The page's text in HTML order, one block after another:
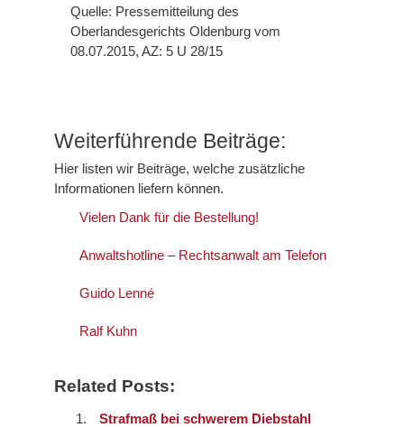
Quelle: Pressemitteilung des
Oberlandesgerichts Oldenburg vom
08.07.2015, AZ: 5 U 28/15
Weiterführende Beiträge:
Hier listen wir Beiträge, welche zusätzliche
Informationen liefern können.
Vielen Dank für die Bestellung!
Anwaltshotline – Rechtsanwalt am Telefon
Guido Lenné
Ralf Kuhn
Related Posts:
Strafmaß bei schwerem Diebstahl